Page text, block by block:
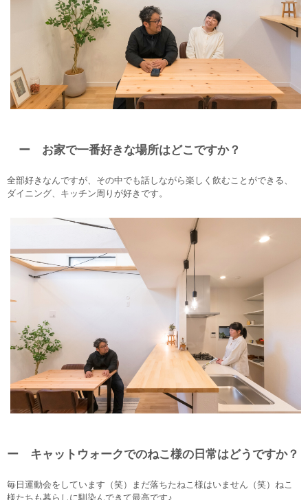
ー お家で一番好きな場所はどこですか？
全部好きなんですが、その中でも話しながら楽しく飲むことができる、
ダイニング、キッチン周りが好きです。
ー キャットウォークでのねこ様の日常はどうですか？
毎日運動会をしています（笑）まだ落ちたねこ様はいません（笑）ねこ
様たちも暮らしに馴染んできて最高です♪